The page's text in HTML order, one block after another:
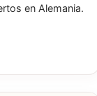
en Alemania.